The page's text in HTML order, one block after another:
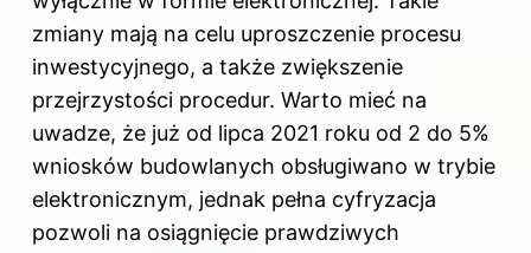
zmiany mają na celu uproszczenie procesu
inwestycyjnego, a także zwiększenie
przejrzystości procedur. Warto mieć na
uwadze, że już od lipca 2021 roku od 2 do 5%
wniosków budowlanych obsługiwano w trybie
elektronicznym, jednak pełna cyfryzacja
pozwoli na osiągnięcie prawdziwych